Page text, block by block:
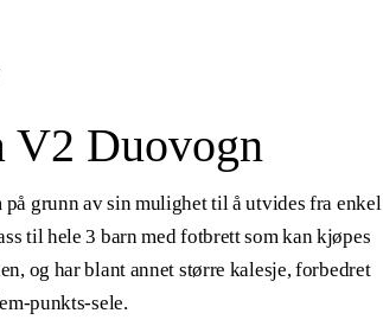
V2 Duovogn
grunn av sin mulighet til å utvides fra enkel
til hele 3 barn med fotbrett som kan kjøpes
og har blant annet større kalesje, forbedret
punkts-sele.